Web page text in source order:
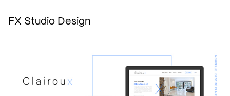
FX Studio Design